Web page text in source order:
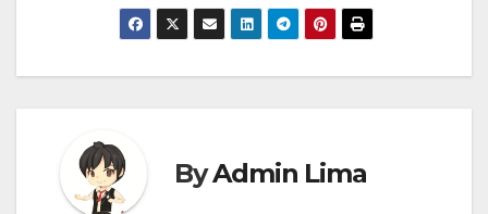
ByAdmin Lima